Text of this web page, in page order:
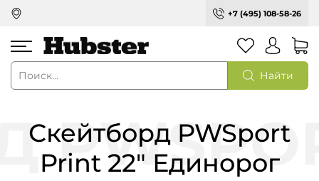
+7 (495) 108-58-26
Найти
Скейтборд PWSport
Print 22" Единорог